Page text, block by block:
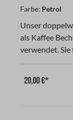
Farbe: Petrol
Unser
als Kaffee
verwendet.
Stainless
20,00 €*